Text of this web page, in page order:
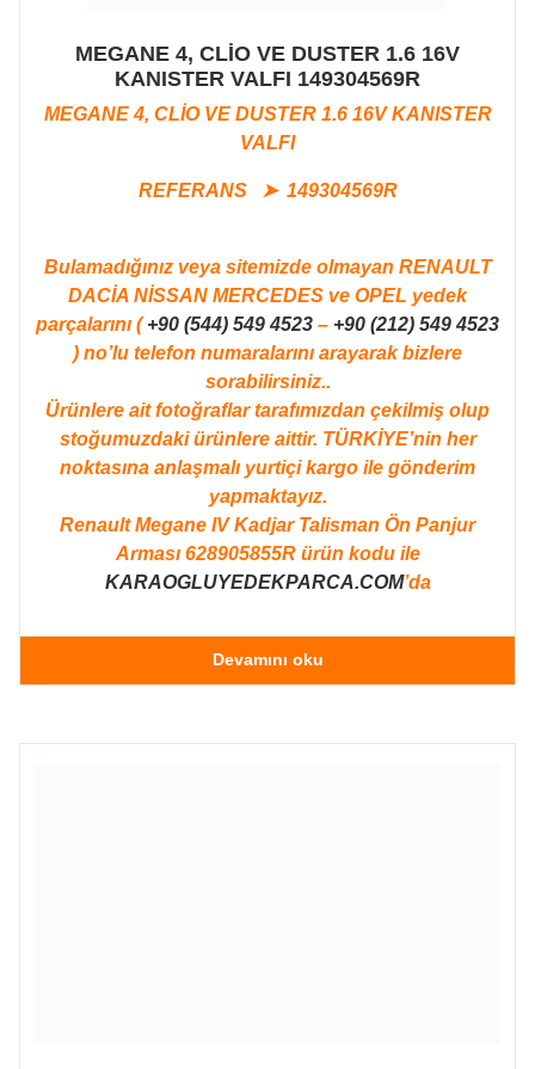
MEGANE 4, CLİO VE DUSTER 1.6 16V
KANISTER VALFI 149304569R
MEGANE 4, CLİO VE DUSTER 1.6 16V KANISTER
VALFI
REFERANS ➤ 149304569R
Bulamadığınız veya sitemizde olmayan RENAULT
DACİA NİSSAN MERCEDES ve OPEL yedek
parçalarını (+90 (544) 549 4523 – +90 (212) 549 4523
) no’lu telefon numaralarını arayarak bizlere
sorabilirsiniz..
Ürünlere ait fotoğraflar tarafımızdan çekilmiş olup
stoğumuzdaki ürünlere aittir. TÜRKİYE’nin her
noktasına anlaşmalı yurtiçi kargo ile gönderim
yapmaktayız.
Renault Megane IV Kadjar Talisman Ön Panjur
Arması 628905855R ürün kodu ile
KARAOGLUYEDEKPARCA.COM’da
Devamını oku